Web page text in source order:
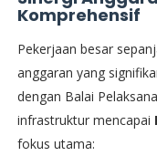
Komprehensif
​Pekerjaan besar
anggaran yang
dengan Balai
infrastruktur mencapai
fokus utama: